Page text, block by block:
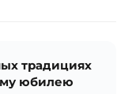
традициях
юбилею